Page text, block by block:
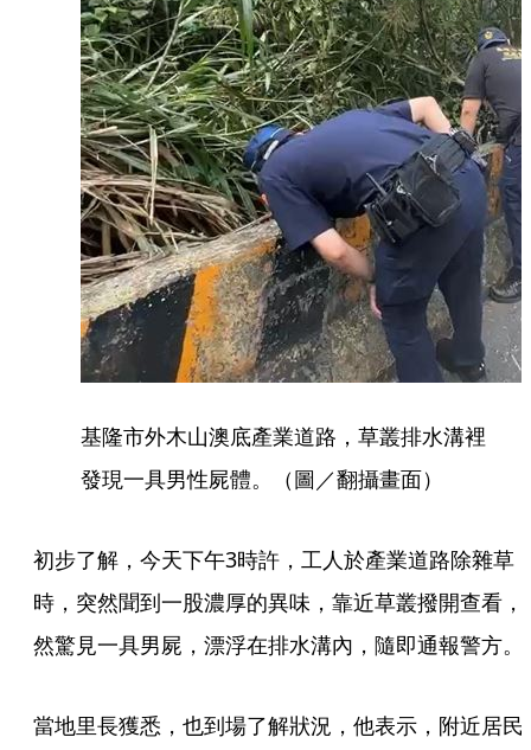
基隆市外木山澳底產業道路，草叢排水溝裡
發現一具男性屍體。（圖／翻攝畫面）
初步了解，今天下午3時許，工人於產業道路除雜草
時，突然聞到一股濃厚的異味，靠近草叢撥開查看，
然驚見一具男屍，漂浮在排水溝內，隨即通報警方。
當地里長獲悉，也到場了解狀況，他表示，附近居民